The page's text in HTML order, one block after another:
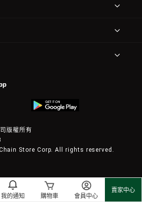
我的通知 購物車 會員中心
賣家中心
版權所有
Store Corp. All rights reserved.